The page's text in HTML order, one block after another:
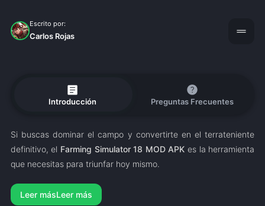
Escrito por:
Carlos Rojas drag_handle
article
Introducción
help
Preguntas Frecuentes
Si buscas dominar el campo y convertirte en el terrateniente
definitivo, el Farming Simulator 18 MOD APK es la herramienta
que necesitas para triunfar hoy mismo.
Leer más